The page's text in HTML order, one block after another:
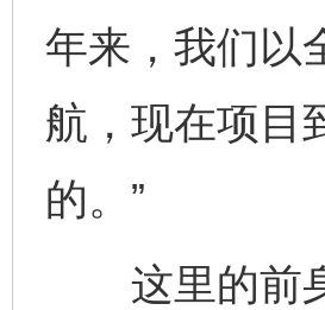
年来，我们以
航，现在项目
的。”
这里的前身